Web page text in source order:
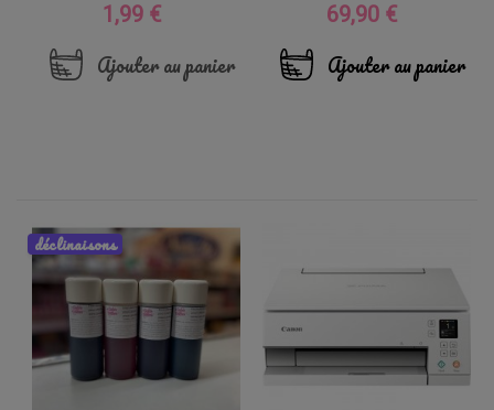
Prix
1,99 €
Ajouter au panier
Prix
69,90 €
Ajouter au panier
déclinaisons